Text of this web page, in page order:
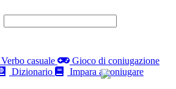
Verbo casuale
Gioco di coniugazione
Dizionario
Impara a coniugare